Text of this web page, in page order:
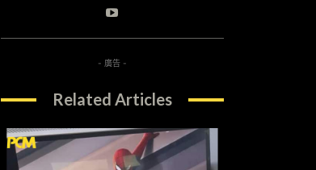
- 廣告 -
Related Articles